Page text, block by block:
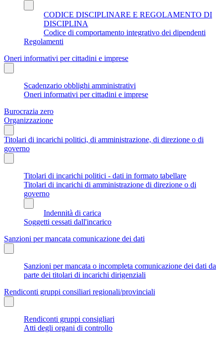
CODICE DISCIPLINARE E REGOLAMENTO DI
DISCIPLINA
Codice di comportamento integrativo dei dipendenti
Regolamenti
Oneri informativi per cittadini e imprese
Scadenzario obblighi amministrativi
Oneri informativi per cittadini e imprese
Burocrazia zero
Organizzazione
Titolari di incarichi politici, di amministrazione, di direzione o di
governo
Titolari di incarichi politici - dati in formato tabellare
Titolari di incarichi di amministrazione di direzione o di
governo
Indennità di carica
Soggetti cessati dall'incarico
Sanzioni per mancata comunicazione dei dati
Sanzioni per mancata o incompleta comunicazione dei dati da
parte dei titolari di incarichi dirigenziali
Rendiconti gruppi consiliari regionali/provinciali
Rendiconti gruppi consigliari
Atti degli organi di controllo